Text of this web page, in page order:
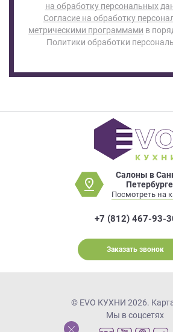
на обработку персональных
Согласие на обработку
метрическими программами в
Политики обработки
Салоны в
Петербурге
Посмотреть на
+7 (812) 467-93-
Заказать звонок
© EVO КУХНИ 2026.
Мы в соцсетях